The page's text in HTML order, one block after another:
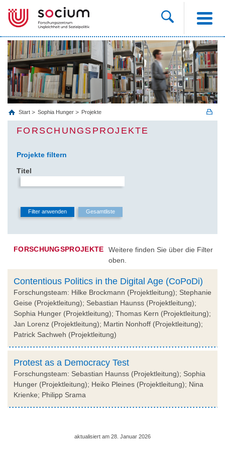
Start Sophia Hunger Projekte
FORSCHUNGSPROJEKTE
Projekte filtern
Titel
FORSCHUNGSPROJEKTE
Weitere finden Sie über die Filter
oben.
Contentious Politics in the Digital Age (CoPoDi)
Forschungsteam: Hilke Brockmann (Projektleitung); Stephanie
Geise (Projektleitung); Sebastian Haunss (Projektleitung);
Sophia Hunger (Projektleitung); Thomas Kern (Projektleitung);
Jan Lorenz (Projektleitung); Martin Nonhoff (Projektleitung);
Patrick Sachweh (Projektleitung)
Protest as a Democracy Test
Forschungsteam: Sebastian Haunss (Projektleitung); Sophia
Hunger (Projektleitung); Heiko Pleines (Projektleitung); Nina
Krienke; Philipp Srama
aktualisiert am 28. Januar 2026